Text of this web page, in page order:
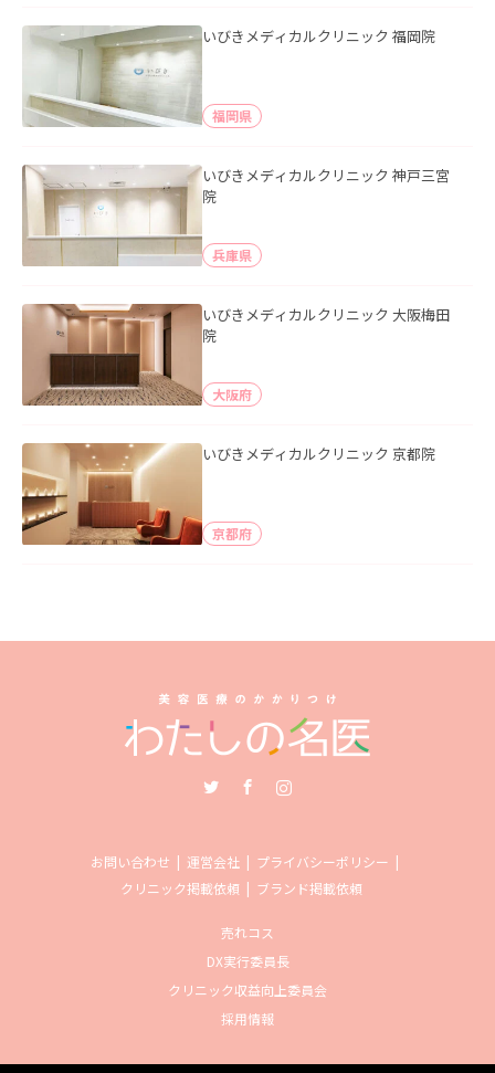
いびきメディカルクリニック 福岡院
福岡県
いびきメディカルクリニック 神戸三宮
院
兵庫県
いびきメディカルクリニック 大阪梅田
院
大阪府
いびきメディカルクリニック 京都院
京都府
お問い合わせ 運営会社
プライバシーポリシー
クリニック掲載依頼
ブランド掲載依頼
売れコス
DX実行委員長
クリニック収益向上委員会
採用情報